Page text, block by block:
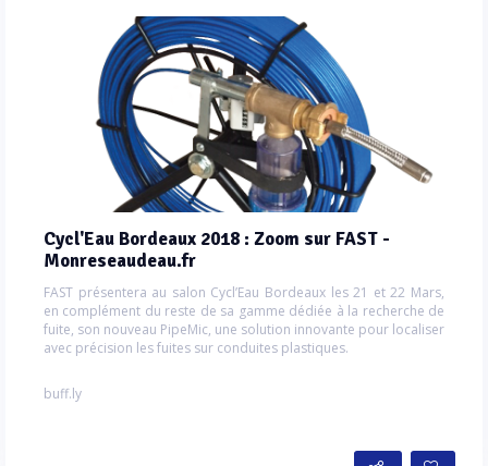
Cycl'Eau Bordeaux 2018 : Zoom sur FAST -
Monreseaudeau.fr
FAST présentera au salon Cycl’Eau Bordeaux les 21 et 22 Mars,
en complément du reste de sa gamme dédiée à la recherche de
fuite, son nouveau PipeMic, une solution innovante pour localiser
avec précision les fuites sur conduites plastiques.
buff.ly